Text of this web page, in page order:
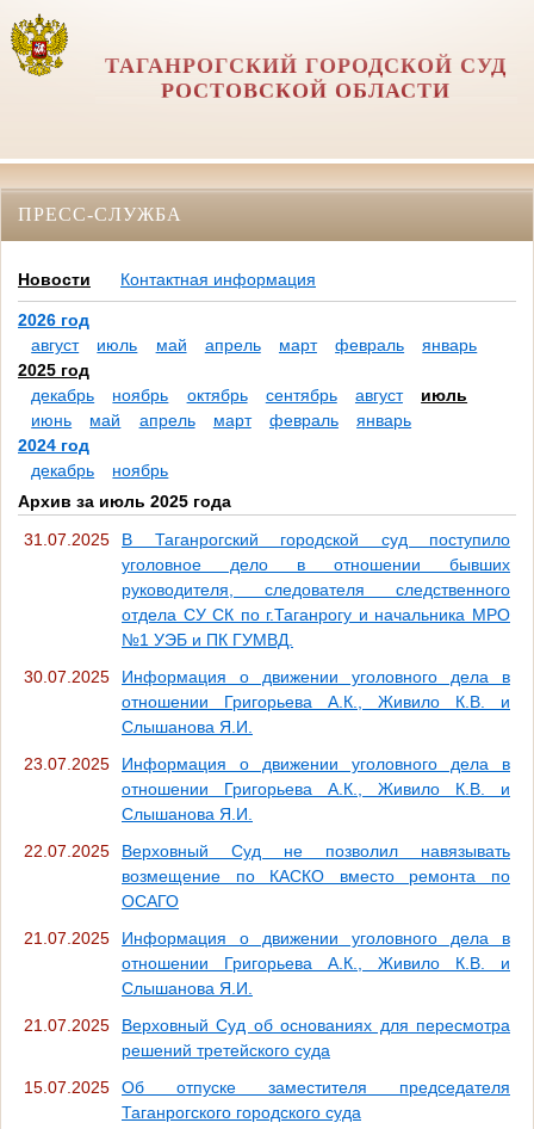
ТАГАНРОГСКИЙ ГОРОДСКОЙ СУД
РОСТОВСКОЙ ОБЛАСТИ
ПРЕСС-СЛУЖБА
Новости Контактная информация
2026 год
август
июль май апрель март февраль
январь
2025 год
декабрь
ноябрь октябрь сентябрь август
июль
июнь
май апрель март февраль
январь
2024 год
декабрь
ноябрь
Архив за июль 2025 года
31.07.2025
В Таганрогский городской суд поступило
уголовное дело в отношении бывших
руководителя, следователя следственного
отдела СУ СК по г.Таганрогу и начальника МРО
№1 УЭБ и ПК ГУМВД.
30.07.2025
Информация о движении уголовного дела в
отношении Григорьева А.К., Живило К.В. и
Слышанова Я.И.
23.07.2025
Информация о движении уголовного дела в
отношении Григорьева А.К., Живило К.В. и
Слышанова Я.И.
22.07.2025
Верховный Суд не позволил навязывать
возмещение по КАСКО вместо ремонта по
ОСАГО
21.07.2025
Информация о движении уголовного дела в
отношении Григорьева А.К., Живило К.В. и
Слышанова Я.И.
21.07.2025
Верховный Суд об основаниях для пересмотра
решений третейского суда
15.07.2025
Об отпуске заместителя председателя
Таганрогского городского суда